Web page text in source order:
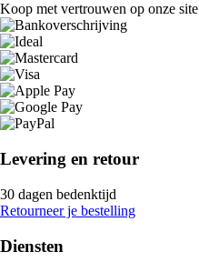
Koop met vertrouwen op onze site
Levering en retour
30 dagen bedenktijd
Retourneer je bestelling
Diensten